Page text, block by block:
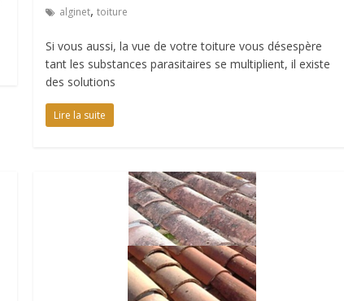
alginet,toiture
Si vous aussi, la vue de votre toiture vous désespère
tant les substances parasitaires se multiplient, il existe
des solutions
Lire la suite